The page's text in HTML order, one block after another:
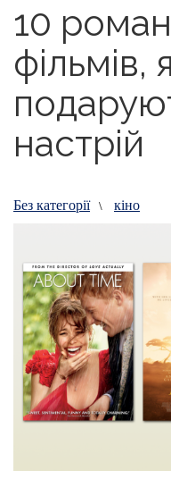
10
фільмів,
настрій
Без категорії \ кіно